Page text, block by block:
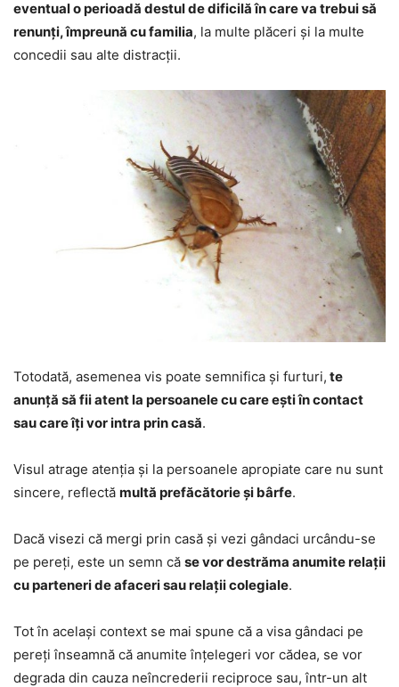
eventual o perioadă destul de dificilă în care va trebui să
renunți, împreună cu familia, la multe plăceri și la multe
concedii sau alte distracții.
Totodată, asemenea vis poate semnifica și furturi, te
anunță să fii atent la persoanele cu care ești în contact
sau care îți vor intra prin casă.
Visul atrage atenția și la persoanele apropiate care nu sunt
sincere, reflectă multă prefăcătorie și bârfe.
Dacă visezi că mergi prin casă și vezi gândaci urcându-se
pe pereți, este un semn că se vor destrăma anumite relații
cu parteneri de afaceri sau relații colegiale.
Tot în același context se mai spune că a visa gândaci pe
pereți înseamnă că anumite înțelegeri vor cădea, se vor
degrada din cauza neîncrederii reciproce sau, într-un alt